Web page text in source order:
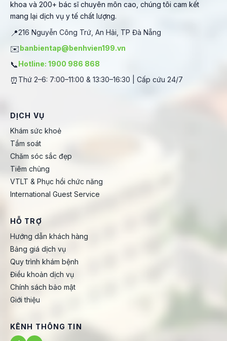
khoa và 200+ bác sĩ chuyên môn cao, chúng tôi cam kết
mang lại dịch vụ y tế chất lượng.
📍216 Nguyễn Công Trứ, An Hải, TP Đà Nẵng
✉️banbientap@benhvien199.vn
📞Hotline: 1900 986 868
⏰ Thứ 2–6: 7:00–11:00 & 13:30–16:30 | Cấp cứu 24/7
DỊCH VỤ
Khám sức khoẻ
Tầm soát
Chăm sóc sắc đẹp
Tiêm chủng
VTLT & Phục hồi chức năng
International Guest Service
HỖ TRỢ
Hướng dẫn khách hàng
Bảng giá dịch vụ
Quy trình khám bệnh
Điều khoản dịch vụ
Chính sách bảo mật
Giới thiệu
KÊNH THÔNG TIN